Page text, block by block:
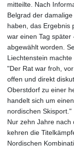
mitteilte. Nach
Belgrad der
haben, das Ergebnis
war einen Tag später
abgewählt worden.
Liechtenstein
"Der Rat war froh,
offen und direkt
Oberstdorf zu einer
handelt sich um
nordischen Skisport."
Nur zehn Jahre
kehren die
Nordischen